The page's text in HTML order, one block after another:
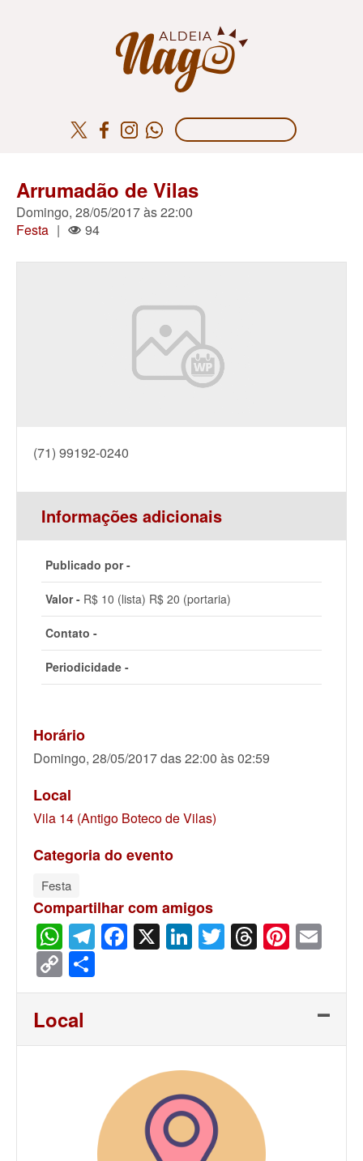
Arrumadão de Vilas
Domingo, 28/05/2017 às 22:00
Festa | 94
(71) 99192-0240
Informações adicionais
Publicado por -
Valor - R$ 10 (lista) R$ 20 (portaria)
Contato -
Periodicidade -
Horário
Domingo, 28/05/2017 das 22:00 às 02:59
Local
Vila 14 (Antigo Boteco de Vilas)
Categoria do evento
Festa
Compartilhar com amigos
WhatsApp
Telegram
Facebook
X LinkedIn
Twitter
Threads
Copy
Link
Local